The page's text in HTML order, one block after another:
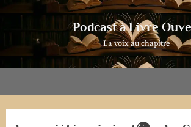
Podcast à Livre
La voix au chapitre